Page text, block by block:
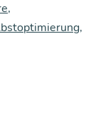
,
,